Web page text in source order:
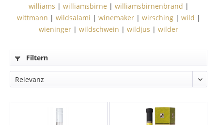
williams | williamsbirne | williamsbirnenbrand |
wittmann | wildsalami | winemaker| wirsching| wild |
wieninger | wildschwein | wildjus | wilder
Filtern